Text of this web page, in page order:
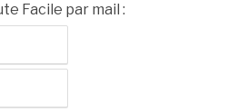
Facile par mail :